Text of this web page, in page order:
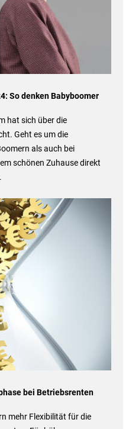
So denken Babyboomer
hat sich über die
Geht es um die
als auch bei
schönen Zuhause direkt
bei Betriebsrenten
mehr Flexibilität für die